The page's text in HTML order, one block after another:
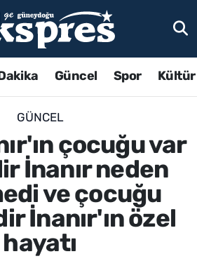
Güncel Spor
GÜNCEL
çocuğu var
İnanır neden
ve çocuğu
İnanır'ın özel
hayatı